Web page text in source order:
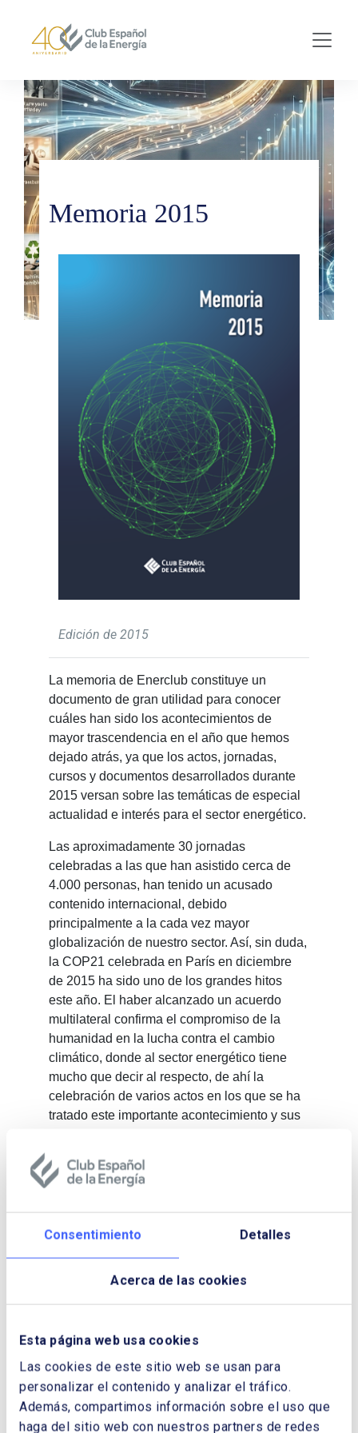
Consentimiento Detalles
Acerca de las cookies
Esta página web usa cookies
Las cookies de este sitio web se usan para
personalizar el contenido y analizar el tráfico.
Además, compartimos información sobre el uso que
haga del sitio web con nuestros partners de redes
Memoria 2015
Edición de 2015
La memoria de Enerclub constituye un
documento de gran utilidad para conocer
cuáles han sido los acontecimientos de
mayor trascendencia en el año que hemos
dejado atrás, ya que los actos, jornadas,
cursos y documentos desarrollados durante
2015 versan sobre las temáticas de especial
actualidad e interés para el sector energético.
Las aproximadamente 30 jornadas
celebradas a las que han asistido cerca de
4.000 personas, han tenido un acusado
contenido internacional, debido
principalmente a la cada vez mayor
globalización de nuestro sector. Así, sin duda,
la COP21 celebrada en París en diciembre
de 2015 ha sido uno de los grandes hitos
este año. El haber alcanzado un acuerdo
multilateral confirma el compromiso de la
humanidad en la lucha contra el cambio
climático, donde al sector energético tiene
mucho que decir al respecto, de ahí la
celebración de varios actos en los que se ha
tratado este importante acontecimiento y sus
INDICE
2015, un año de Energía
Actos Instituciones, Jornadas y
Seminarios
Formación
Enerclub en el Mundo
Miembros del Club
Cuentas de Gestión y Balance de
Situación